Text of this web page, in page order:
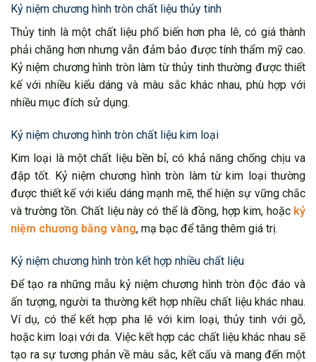
Kỷ niệm chương hình tròn chất liệu thủy tinh
Thủy tinh là một chất liệu phổ biến hơn pha lê, có giá thành
phải chăng hơn nhưng vẫn đảm bảo được tính thẩm mỹ cao.
Kỷ niệm chương hình tròn làm từ thủy tinh thường được thiết
kế với nhiều kiểu dáng và màu sắc khác nhau, phù hợp với
nhiều mục đích sử dụng.
Kỷ niệm chương hình tròn chất liệu kim loại
Kim loại là một chất liệu bền bỉ, có khả năng chống chịu va
đập tốt. Kỷ niệm chương hình tròn làm từ kim loại thường
được thiết kế với kiểu dáng mạnh mẽ, thể hiện sự vững chắc
và trường tồn. Chất liệu này có thể là đồng, hợp kim, hoặc kỷ
niệm chương bằng vàng, mạ bạc để tăng thêm giá trị.
Kỷ niệm chương hình tròn kết hợp nhiều chất liệu
Để tạo ra những mẫu kỷ niệm chương hình tròn độc đáo và
ấn tượng, người ta thường kết hợp nhiều chất liệu khác nhau.
Ví dụ, có thể kết hợp pha lê với kim loại, thủy tinh với gỗ,
hoặc kim loại với da. Việc kết hợp các chất liệu khác nhau sẽ
tạo ra sự tương phản về màu sắc, kết cấu và mang đến một